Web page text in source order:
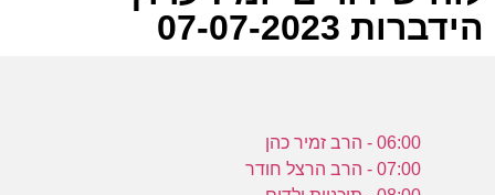
הידברות 07-07-2023
06:00 - הרב זמיר כהן
07:00 - הרב הרצל חודר